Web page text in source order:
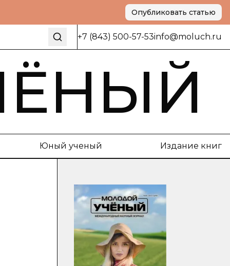
Опубликовать статью
+7 (843) 500-57-53info@moluch.ru
Юный ученый Издание книг